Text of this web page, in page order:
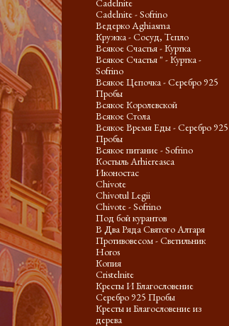
Cadelnite
Cadelnite - Sofrino
Ведерко Aghiasma
Кружка - Сосуд, Тепло
Всякое Счастья - Куртка
Всякое Счастья " - Куртка -
Sofrino
Всякое Цепочка - Серебро 925
Пробы
Всякое Королевской
Всякое Стола
Всякое Время Еды - Серебро 925
Пробы
Всякое питание - Sofrino
Костыль Arhiereasca
Иконостас
Chivote
Chivotul Legii
Chivote - Sofrino
Под бой курантов
В Два Ряда Святого Алтаря
Противовесом - Светильник
Horos
Копия
Cristelnite
Кресты И Благословение
Серебро 925 Пробы
Кресты и Благословение из
дерева